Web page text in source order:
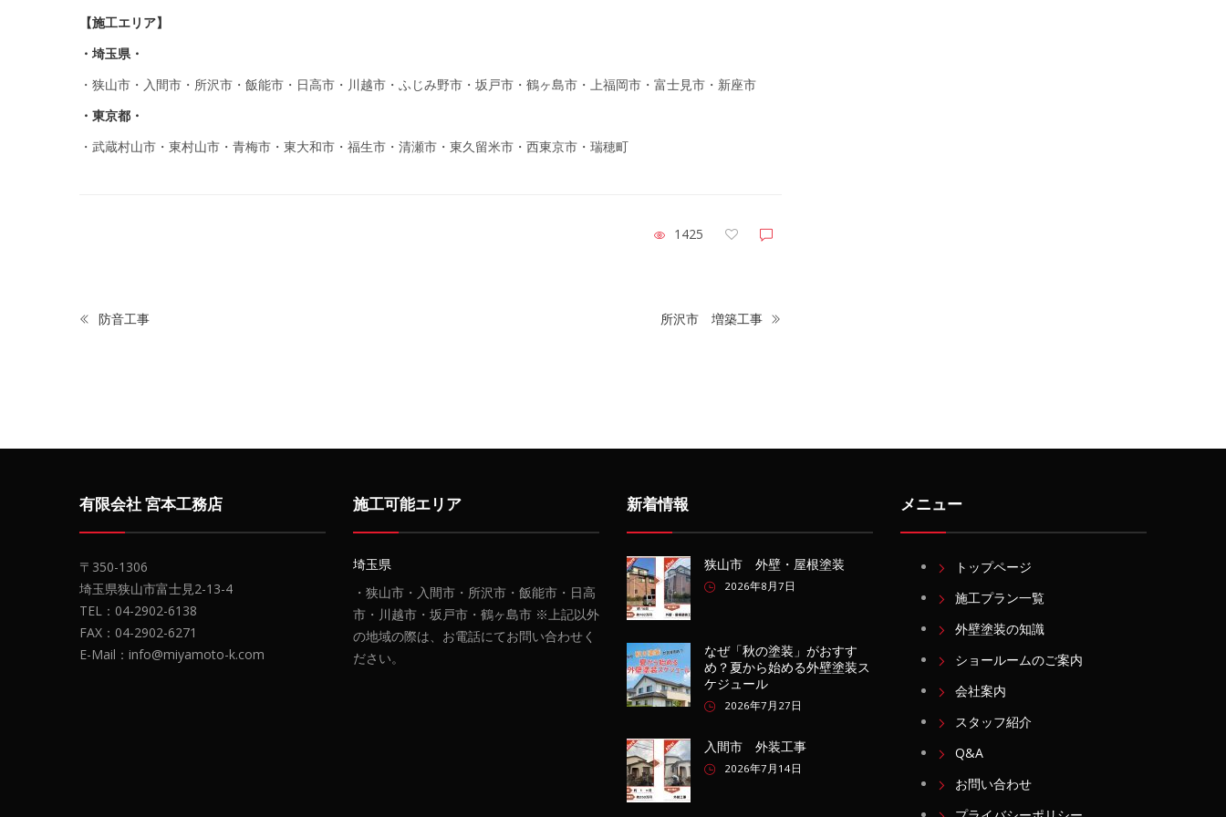
【施工エリア】
・埼玉県・
・狭山市・入間市・所沢市・飯能市・日高市・川越市・ふじみ野市・坂戸市・鶴ヶ島市・上福岡市・富士見市・新座市
・東京都・
・武蔵村山市・東村山市・青梅市・東大和市・福生市・清瀬市・東久留米市・西東京市・瑞穂町
1425
防音工事 所沢市 増築工事
有限会社 宮本工務店
〒350-1306
埼玉県狭山市富士見2-13-4
TEL：04-2902-6138
FAX：04-2902-6271
E-Mail：info@miyamoto-k.com
施工可能エリア
埼玉県
・狭山市・入間市・所沢市・飯能市・日高
市・川越市・坂戸市・鶴ヶ島市 ※上記以外
の地域の際は、お電話にてお問い合わせく
ださい。
新着情報
狭山市 外壁・屋根塗装
2026年8月7日
なぜ「秋の塗装」がおすす
め？夏から始める外壁塗装ス
ケジュール
2026年7月27日
入間市 外装工事
2026年7月14日
メニュー
トップページ
施工プラン一覧
外壁塗装の知識
ショールームのご案内
会社案内
スタッフ紹介
Q&A
お問い合わせ